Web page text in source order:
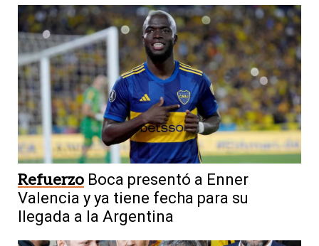
Refuerzo Boca presentó a Enner
Valencia y ya tiene fecha para su
llegada a la Argentina